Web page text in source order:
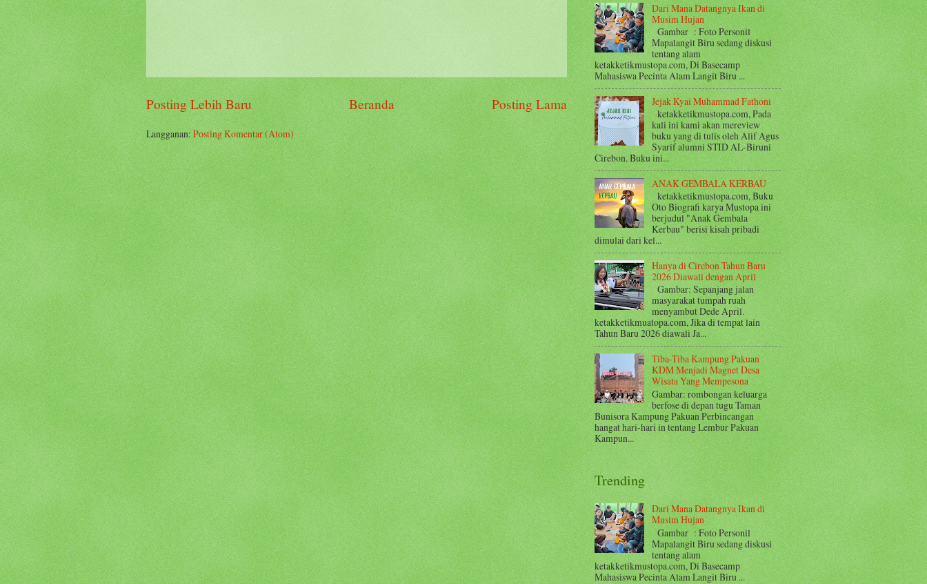
Posting Lebih Baru Posting Lama
Beranda
Langganan:Posting Komentar (Atom)
Dari Mana Datangnya Ikan di
Musim Hujan
Gambar : Foto Personil
Mapalangit Biru sedang diskusi
tentang alam
ketakketikmustopa.com, Di Basecamp
Mahasiswa Pecinta Alam Langit Biru ...
Jejak Kyai Muhammad Fathoni
ketakketikmustopa.com, Pada
kali ini kami akan mereview
buku yang di tulis oleh Alif Agus
Syarif alumni STID AL-Biruni
Cirebon. Buku ini...
ANAK GEMBALA KERBAU
ketakketikmustopa.com, Buku
Oto Biografi karya Mustopa ini
berjudul "Anak Gembala
Kerbau" berisi kisah pribadi
dimulai dari kel...
Hanya di Cirebon Tahun Baru
2026 Diawali dengan April
Gambar: Sepanjang jalan
masyarakat tumpah ruah
menyambut Dede April.
ketakketikmuatopa.com, Jika di tempat lain
Tahun Baru 2026 diawali Ja...
Tiba-Tiba Kampung Pakuan
KDM Menjadi Magnet Desa
Wisata Yang Mempesona
Gambar: rombongan keluarga
berfose di depan tugu Taman
Bunisora Kampung Pakuan Perbincangan
hangat hari-hari in tentang Lembur Pakuan
Kampun...
Trending
Dari Mana Datangnya Ikan di
Musim Hujan
Gambar : Foto Personil
Mapalangit Biru sedang diskusi
tentang alam
ketakketikmustopa.com, Di Basecamp
Mahasiswa Pecinta Alam Langit Biru ...